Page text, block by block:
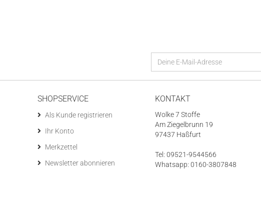
SHOPSERVICE
Als Kunde registrieren
Ihr Konto
Merkzettel
Newsletter abonnieren
KONTAKT
Wolke 7 Stoffe
Am Ziegelbrunn 19
97437 Haßfurt
Tel: 09521-9544566
Whatsapp: 0160-3807848